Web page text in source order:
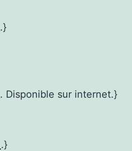
.}
. Disponible sur internet.}
.}